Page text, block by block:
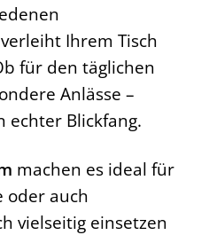
Ihrem Tisch
für den täglichen
Anlässe –
echter Blickfang.
machen es ideal für
oder auch
vielseitig einsetzen